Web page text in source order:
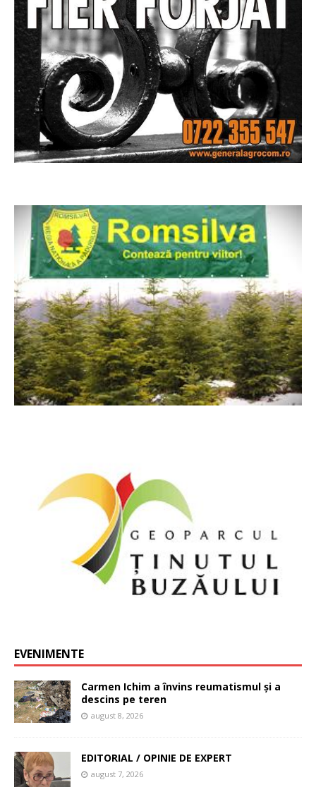
EVENIMENTE
Carmen Ichim a învins reumatismul și a
descins pe teren
august 8, 2026
EDITORIAL / OPINIE DE EXPERT
august 7, 2026